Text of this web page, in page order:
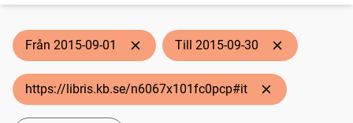
Från 2015-09-01 Till 2015-09-30
https://libris.kb.se/n6067x101fc0pcp#it